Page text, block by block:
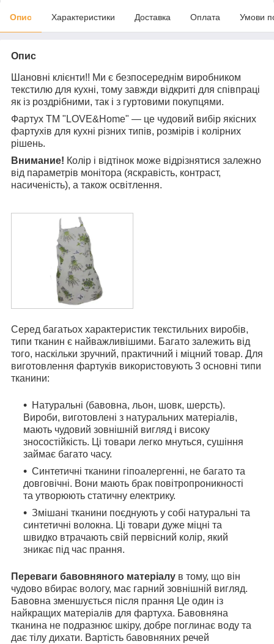
Опис Характеристики Доставка Оплата Умови
Опис
Шановні клієнти!! Ми є безпосереднім виробником
текстилю для кухні, тому завжди відкриті для співпраці
як із роздрібними, так і з гуртовими покупцями.
Фартух ТМ "LOVE&Home" — це чудовий вибір якісних
фартухів для кухні різних типів, розмірів і колірних
рішень.
Внимание! Колір і відтінок може відрізнятися залежно
від параметрів монітора (яскравість, контраст,
насиченість), а також освітлення.
Серед багатьох характеристик текстильних виробів,
типи тканин є найважливішими. Багато залежить від
того, наскільки зручний, практичний і міцний товар. Для
виготовлення фартуків використовують 3 основні типи
тканини:
Натуральні (бавовна, льон, шовк, шерсть).
Вироби, виготовлені з натуральних матеріалів,
мають чудовий зовнішній вигляд і високу
зносостійкість. Ці товари легко мнуться, сушіння
займає багато часу.
Синтетичні тканини гіпоалергенні, не багато та
довговічні. Вони мають брак повітропроникності
та утворюють статичну електрику.
Змішані тканини поєднують у собі натуральні та
синтетичні волокна. Ці товари дуже міцні та
швидко втрачають свій первісний колір, який
зникає під час прання.
Переваги бавовняного матеріалу в тому, що він
чудово вбирає вологу, має гарний зовнішній вигляд.
Бавовна зменшується після прання Це один із
найкращих матеріалів для фартуха. Бавовняна
тканина не подразнює шкіру, добре поглинає воду та
дає тілу дихати. Вартість бавовняних речей